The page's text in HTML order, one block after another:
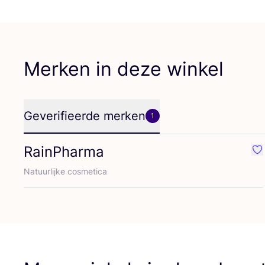
Merken in deze winkel
Geverifieerde merken 1
RainPharma
Natuur­lij­ke cosmetica